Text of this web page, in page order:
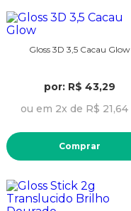
Gloss 3D 3,5 Cacau Glow
por: R$ 43,29
ou em 2x de R$ 21,64
Comprar